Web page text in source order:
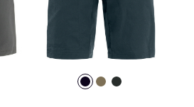
컬
컬
컬